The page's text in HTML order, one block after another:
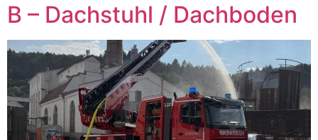
B – Dachstuhl / Dachboden